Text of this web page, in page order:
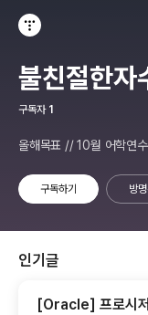
불친절한자
구독자 1
올해목표 // 10월 어학연
구독하기 방
인기글
[Oracle] 프로시